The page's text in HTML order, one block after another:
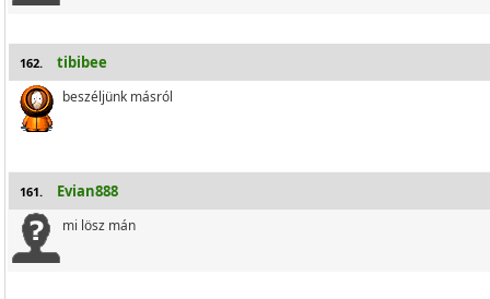
162. tibibee
beszéljünk másról
161. Evian888
mi lösz mán